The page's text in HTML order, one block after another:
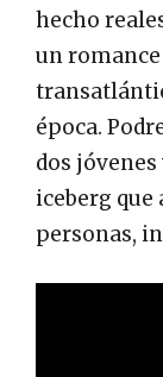
hecho
un
época.
dos
iceberg que
personas,